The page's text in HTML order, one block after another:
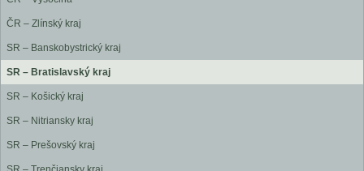
ČR – Zlínský kraj
SR – Banskobystrický kraj
SR – Bratislavský kraj
SR – Košický kraj
SR – Nitriansky kraj
SR – Prešovský kraj